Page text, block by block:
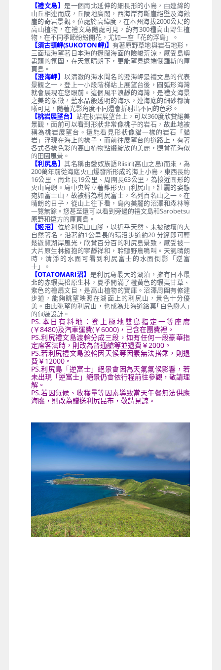
【禮文島】是一個南北延伸的細長形的小島，由連綿的
山丘相連而成，丘陵地廣闊，西海岸有斷崖絕壁及海蝕
崖的奇岩景觀。位處於高緯度，在本州海拔2000公尺的
高山植物，在禮文島隨處可見，約有300種高山野生植
物，在不同季節紛紛開花，尤如一座「花的浮島」。
【須古頓岬(SUKOTON岬)】 有著原野草地與岩石地形，
三面環海望著日本海的遼闊海面的險峻荒涼，感受島嶼
盡頭的氛圍，在天氣晴朗下，更能望見遠端俄羅斯的庫
頁島。
【澄海岬】以清澈的海水聞名的澄海岬是禮文島的代表
景觀之一，登上一小段階梯站上展望台後，圓弧形海灣
就會展現在您眼前。這個風平浪靜的海灣，是禮文海景
之美的象徵，藍水晶般透明的海水，連海底的細砂都清
晰可見，隨著光影角度不同還會折射出不同的色彩。
【桃岩展望台】 站在桃岩展望台上，可以360度欣賞絕美
景觀，面前可以看到形狀非常像桃子的岩石，故此地被
稱為桃岩展望台。還能看見形狀像貓一樣的岩石「貓
岩」浮現在海上的樣子，而前往展望台的道路上，有著
各式各樣色彩的高山植物點綴綻放的美麗，觀賞花海似
的田園風景。
【利尻島】其名稱由愛奴族語Riisiri(高山之島)而來，為
200萬年前從海底火山爆發所形成的海上小島，東西長約
16公里、南北長19公里、周圍長63公里，為接近圓形的
火山島嶼。島中央聳立著錐形火山利尻山，壯麗的姿態
宛如富士山，故被稱為利尻富士，名列百名山之一。在
晴朗的日子，從山上往下看，島內美麗的沼澤和森林等
一覽無餘。您甚至還可以看到旁邊的禮文島和Sarobetsu
原野和遠方的庫頁島。
【姬沼】 位於利尻山山腳，以近乎天然、未被破壞的大
自然著名，沿著約1公里長的環沼步道約20 分鐘即可輕
鬆遊覽湖岸風光，欣賞百分百的利尻島景致，感受被一
大片原生林擁抱的寧靜祥和，聆聽野鳥鳴叫。天氣晴朗
時，清淨的水面可看到利尻富士的水面倒影「逆富
士」。
【OTATOMARI沼】 是利尻島最大的湖泊，擁有日本最
北的赤蝦夷松原生林，夏季開滿了橙黃色的蝦夷甘草、
紫色的檜扇文目，是高山植物的寶庫。沼澤周圍有修建
步道，能夠眺望映照在湖面上的利尻山，景色十分優
美。由此眺望的利尻山，也成為北海道銘菓｢白色戀人｣
的包裝設計。
PS.本日有料地：登上極地雙島指定一等座席
(￥8480)及汽車運費(￥6000)，已含在團費裡。
PS.利尻禮文島渡輪分成三段，如有任何一段豪華指
定席客滿時，則改為普通艙等並退費￥2000。
PS.若利尻禮文島渡輪因天候等因素無法搭乘，則退
費￥12000。
PS.利尻島「逆富士」絕景會因為天氣氣候影響，若
未出現「逆富士」絕景仍會依行程前往參觀，敬請理
解。
PS.若因氣候、收穫量等因素導致當天午餐無法供應
海膽，則改為贈送利尻昆布，敬請見諒。